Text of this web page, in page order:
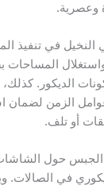
وعصرية.
في تنفيذ
واستغلال
الديكور. كذلك،
الزمن لضمان
أو تلف.
الجبس حول
في الصالات.